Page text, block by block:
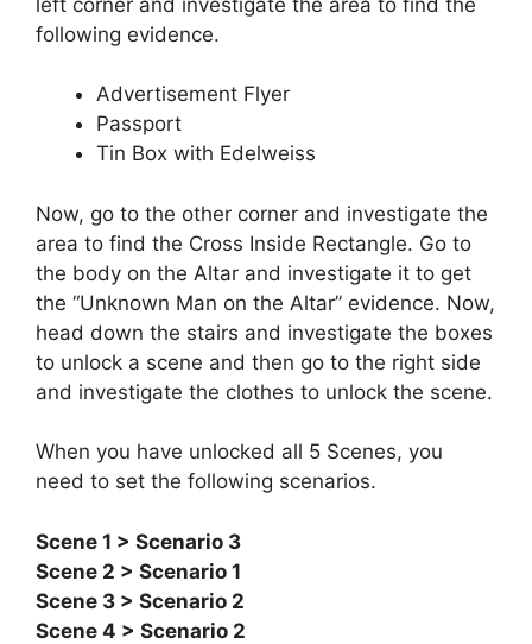
following evidence.
Advertisement Flyer
Passport
Tin Box with Edelweiss
Now, go to the other corner and investigate the
area to find the Cross Inside Rectangle. Go to
the body on the Altar and investigate it to get
the “Unknown Man on the Altar” evidence. Now,
head down the stairs and investigate the boxes
to unlock a scene and then go to the right side
and investigate the clothes to unlock the scene.
When you have unlocked all 5 Scenes, you
need to set the following scenarios.
Scene 1 > Scenario 3
Scene 2 > Scenario 1
Scene 3 > Scenario 2
Scene 4 > Scenario 2